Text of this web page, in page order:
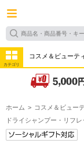
カテゴリ
コスメ＆ビューテ
ホーム コスメ＆ビュー
ドライシャンプー・リフ